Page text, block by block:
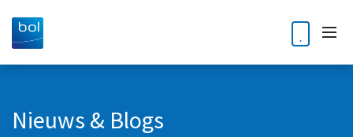
Home
Nieuws & Blogs